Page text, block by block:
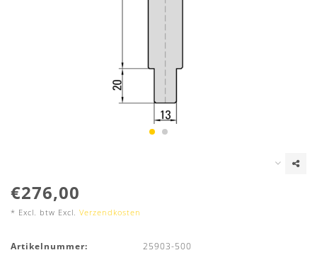
€276,00
* Excl. btw Excl. Verzendkosten
Artikelnummer:
25903-500